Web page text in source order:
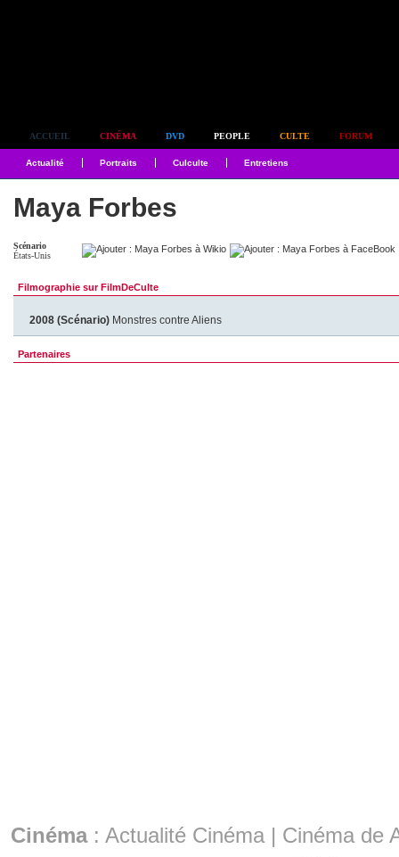
ACCUEIL CINÉMA DVD PEOPLE CULTE FORUM
Actualité Portraits Culculte Entretiens
Maya Forbes
Scénario
États-Unis
Filmographie sur FilmDeCulte
2008 (Scénario) Monstres contre Aliens
Partenaires
Cinéma: Actualité Cinéma | Cinéma de